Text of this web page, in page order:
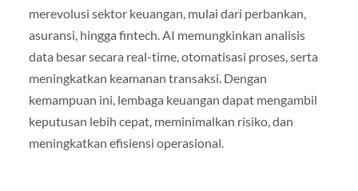
merevolusi sektor keuangan, mulai dari perbankan,
asuransi, hingga fintech. AI memungkinkan analisis
data besar secara real-time, otomatisasi proses, serta
meningkatkan keamanan transaksi. Dengan
kemampuan ini, lembaga keuangan dapat mengambil
keputusan lebih cepat, meminimalkan risiko, dan
meningkatkan efisiensi operasional.